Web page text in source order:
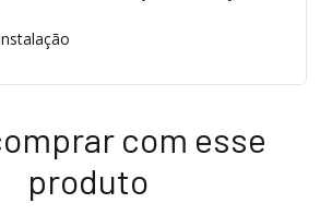
com esse
produto